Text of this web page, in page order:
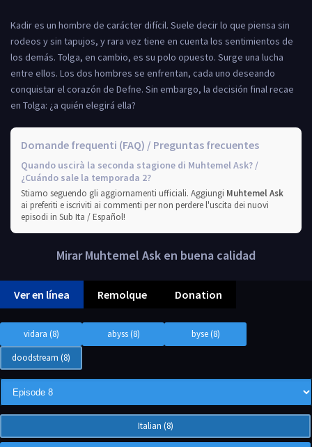
Kadir es un hombre de carácter difícil. Suele decir lo que piensa sin
rodeos y sin tapujos, y rara vez tiene en cuenta los sentimientos de
los demás. Tolga, en cambio, es su polo opuesto. Surge una lucha
entre ellos. Los dos hombres se enfrentan, cada uno deseando
conquistar el corazón de Defne. Sin embargo, la decisión final recae
en Tolga: ¿a quién elegirá ella?
Domande frequenti (FAQ) / Preguntas frecuentes
Quando uscirà la seconda stagione di Muhtemel Ask? /
¿Cuándo sale la temporada 2?
Stiamo seguendo gli aggiornamenti ufficiali. Aggiungi Muhtemel Ask
ai preferiti e iscriviti ai commenti per non perdere l'uscita dei nuovi
episodi in Sub Ita / Español!
Mirar Muhtemel Ask en buena calidad
Ver en línea Remolque Donation
vidara (8) abyss (8)
byse (8)
doodstream (8)
Italian (8)